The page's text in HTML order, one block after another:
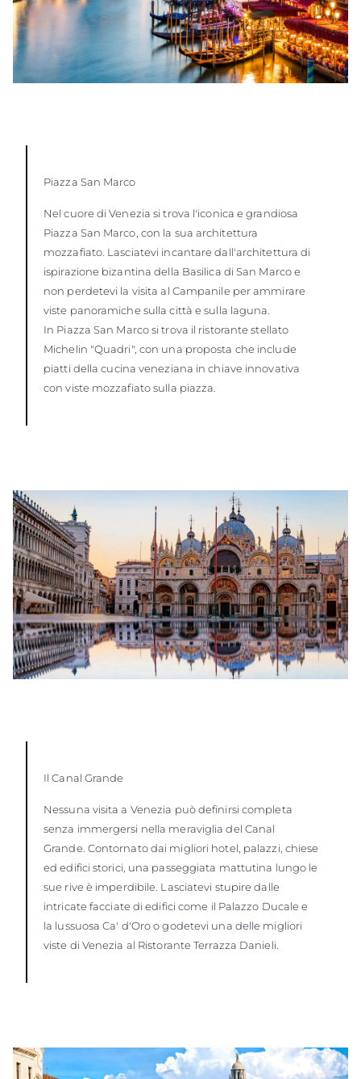
Piazza San Marco
Nel cuore di Venezia si trova l'iconica e grandiosa
Piazza San Marco, con la sua architettura
mozzafiato. Lasciatevi incantare dall'architettura di
ispirazione bizantina della Basilica di San Marco e
non perdetevi la visita al Campanile per ammirare
viste panoramiche sulla città e sulla laguna.
In Piazza San Marco si trova il ristorante stellato
Michelin "Quadri", con una proposta che include
piatti della cucina veneziana in chiave innovativa
con viste mozzafiato sulla piazza.
Il Canal Grande
Nessuna visita a Venezia può definirsi completa
senza immergersi nella meraviglia del Canal
Grande. Contornato dai migliori hotel, palazzi, chiese
ed edifici storici, una passeggiata mattutina lungo le
sue rive è imperdibile. Lasciatevi stupire dalle
intricate facciate di edifici come il Palazzo Ducale e
la lussuosa Ca' d'Oro o godetevi una delle migliori
viste di Venezia al Ristorante Terrazza Danieli.